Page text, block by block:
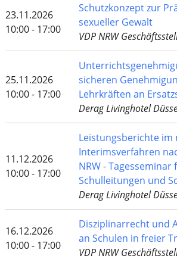
23.11.2026
10:00 - 17:00
Schutzkonzept zur
sexueller Gewalt
VDP NRW
25.11.2026
10:00 - 17:00
sicheren
Lehrkräften an
Derag Livinghotel
11.12.2026
10:00 - 17:00
Leistungsberichte im
Interimsverfahren
NRW - Tagesseminar
Schulleitungen und
Derag Livinghotel
16.12.2026
10:00 - 17:00
Disziplinarrecht und
an Schulen in freier
VDP NRW